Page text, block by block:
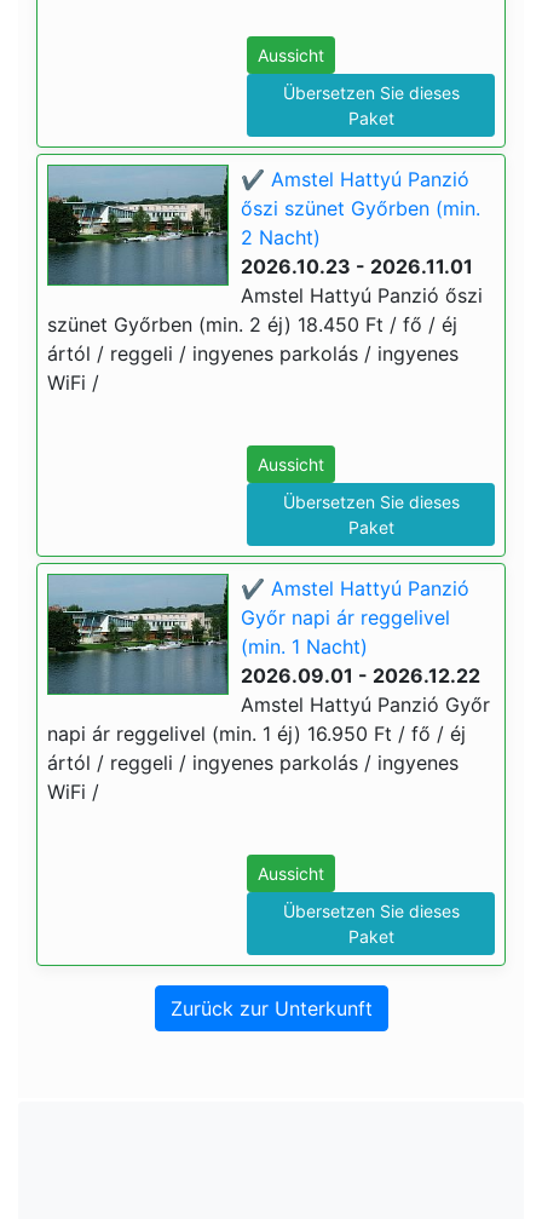
Aussicht
Übersetzen Sie dieses
Paket
✔️ Amstel Hattyú Panzió
őszi szünet Győrben (min.
2 Nacht)
2026.10.23 - 2026.11.01
Amstel Hattyú Panzió őszi
szünet Győrben (min. 2 éj) 18.450 Ft / fő / éj
ártól / reggeli / ingyenes parkolás / ingyenes
WiFi /
Aussicht
Übersetzen Sie dieses
Paket
✔️ Amstel Hattyú Panzió
Győr napi ár reggelivel
(min. 1 Nacht)
2026.09.01 - 2026.12.22
Amstel Hattyú Panzió Győr
napi ár reggelivel (min. 1 éj) 16.950 Ft / fő / éj
ártól / reggeli / ingyenes parkolás / ingyenes
WiFi /
Aussicht
Übersetzen Sie dieses
Paket
Zurück zur Unterkunft